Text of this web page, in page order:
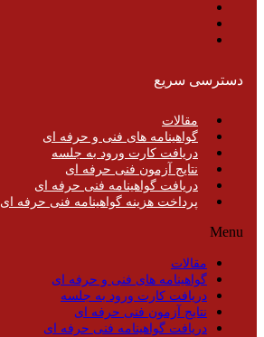
دسترسی سریع
مقالات
گواهینامه های فنی و حرفه ای
دریافت کارت ورود به جلسه
نتایج آزمون فنی حرفه ای
دریافت گواهینامه فنی حرفه ای
پرداخت هزینه گواهینامه فنی حرفه ای
Menu
مقالات
گواهینامه های فنی و حرفه ای
دریافت کارت ورود به جلسه
نتایج آزمون فنی حرفه ای
دریافت گواهینامه فنی حرفه ای